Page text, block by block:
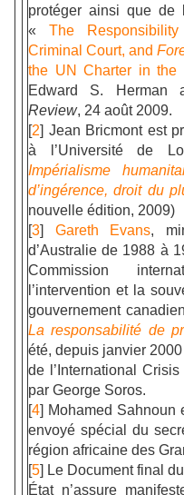
protéger ainsi que de
«The
Criminal Court, and
the UN Charter in the
Edward S. Herman
Review, 24 août 2009.
[2] Jean Bricmont est
à l’Université de
Impérialisme
d’ingérence, droit du
nouvelle édition, 2009)
[3] Gareth Evans,
d’Australie de 1988 à
Commission
l’intervention et la
gouvernement
La responsabilité de
été, depuis janvier
de l’International
par George Soros.
[4] Mohamed Sahnoun
envoyé spécial du
région africaine des
[5] Le Document final
État n’assure